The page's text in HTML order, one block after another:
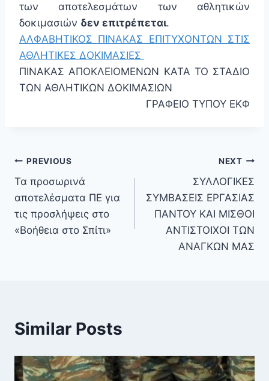
των αποτελεσμάτων των αθλητικών
δοκιμασιών δεν επιτρέπεται.
ΑΛΦΑΒΗΤΙΚΟΣ ΠΙΝΑΚΑΣ ΕΠΙΤΥΧΟΝΤΩΝ ΣΤΙΣ
ΑΘΛΗΤΙΚΕΣ ΔΟΚΙΜΑΣΙΕΣ
ΠΙΝΑΚΑΣ ΑΠΟΚΛΕΙΟΜΕΝΩΝ ΚΑΤΑ ΤΟ ΣΤΑΔΙΟ
ΤΩΝ ΑΘΛΗΤΙΚΩΝ ΔΟΚΙΜΑΣΙΩΝ
ΓΡΑΦΕΙΟ ΤΥΠΟΥ ΕΚΦ
PREVIOUS
Τα προσωρινά
αποτελέσματα ΠΕ για
τις προσλήψεις στο
«Βοήθεια στο Σπίτι»
NEXT
ΣΥΛΛΟΓΙΚΕΣ
ΣΥΜΒΑΣΕΙΣ ΕΡΓΑΣΙΑΣ
ΠΑΝΤΟΥ ΚΑΙ ΜΙΣΘΟΙ
ΑΝΤΙΣΤΟΙΧΟΙ ΤΩΝ
ΑΝΑΓΚΩΝ ΜΑΣ
Similar Posts